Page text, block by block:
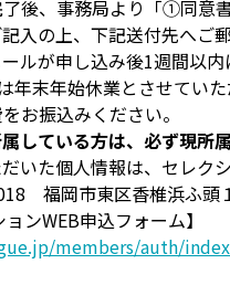
了後、事務局より「①同意
の上、下記送付先へご郵
ルが申し込み後1週間以内
年末年始休業とさせてい
お振込みください。
している方は、必ず現所
いた個人情報は、セレク
福岡市東区香椎浜ふ
ンWEB申込フォーム】
members/auth/